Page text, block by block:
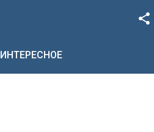
Google+
ИНТЕРЕСНОЕ